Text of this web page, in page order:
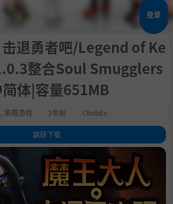
登录
击退勇者吧/Legend of Ke
整合Soul Smugglers
体|容量651MB
策略游戏 2年前 Chobits
跳转下载